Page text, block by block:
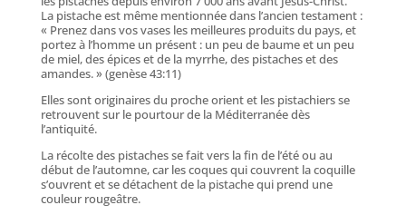
La pistache est même mentionnée dans l’ancien testament :
« Prenez dans vos vases les meilleures produits du pays, et
portez à l’homme un présent : un peu de baume et un peu
de miel, des épices et de la myrrhe, des pistaches et des
amandes. » (genèse 43:11)
Elles sont originaires du proche orient et les pistachiers se
retrouvent sur le pourtour de la Méditerranée dès
l’antiquité.
La récolte des pistaches se fait vers la fin de l’été ou au
début de l’automne, car les coques qui couvrent la coquille
s’ouvrent et se détachent de la pistache qui prend une
couleur rougeâtre.